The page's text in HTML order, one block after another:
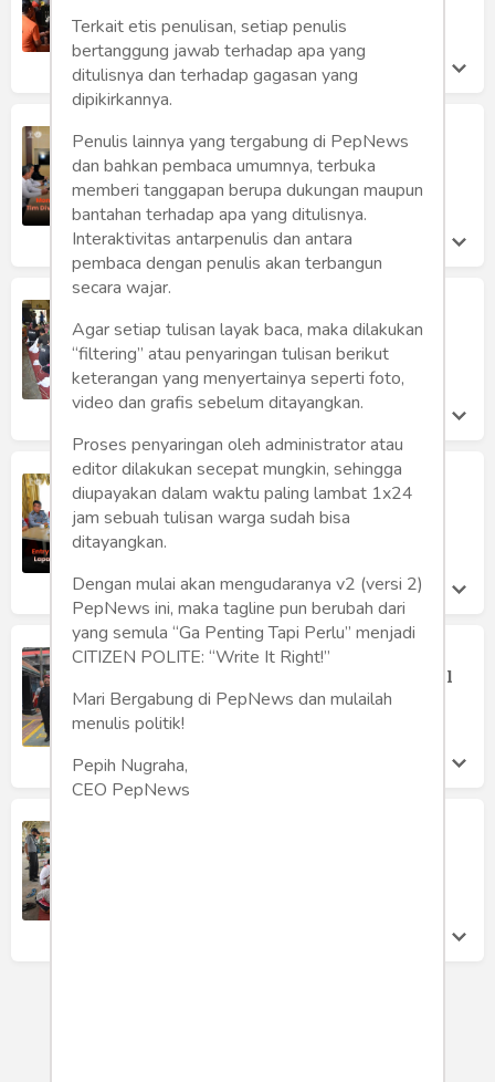
Lapas Kelas I Malang
Kamis 23 Nov, 2023
Monitoring dan Evaluasi oleh Tim
DivPas Kanwil Kemenkumham Jawa
Timur di Lapas Kelas I Malang
Lapas Kelas I Malang
Kamis 23 Nov, 2023
Kompetensi Keterampilan Batik
Nasional
Lapas Kelas I Malang
Rabu 22 Nov, 2023
Kegiatan Entry Meeting Verifikasi
Lapangan Lapas Kelas I Malang
Lapas Kelas I Malang
Senin 20 Nov, 2023
Stafsus Menteri Beri Penguatan di
Lapas Kelas I Malang untuk se-Korwil
Malang
Lapas Kelas I Malang
Terkait etis penulisan, setiap penulis
bertanggung jawab terhadap apa yang
ditulisnya dan terhadap gagasan yang
dipikirkannya.
Penulis lainnya yang tergabung di PepNews
dan bahkan pembaca umumnya, terbuka
memberi tanggapan berupa dukungan maupun
bantahan terhadap apa yang ditulisnya.
Interaktivitas antarpenulis dan antara
pembaca dengan penulis akan terbangun
secara wajar.
Agar setiap tulisan layak baca, maka dilakukan
“filtering” atau penyaringan tulisan berikut
keterangan yang menyertainya seperti foto,
video dan grafis sebelum ditayangkan.
Proses penyaringan oleh administrator atau
editor dilakukan secepat mungkin, sehingga
diupayakan dalam waktu paling lambat 1x24
jam sebuah tulisan warga sudah bisa
ditayangkan.
Dengan mulai akan mengudaranya v2 (versi 2)
PepNews ini, maka tagline pun berubah dari
yang semula “Ga Penting Tapi Perlu” menjadi
CITIZEN POLITE: “Write It Right!”
Mari Bergabung di PepNews dan mulailah
menulis politik!
Pepih Nugraha,
CEO PepNews